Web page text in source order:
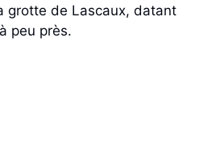
grotte de Lascaux, datant
peu près.